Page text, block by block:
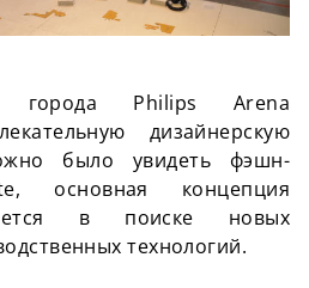
города Philips Arena
дизайнерскую
было увидеть фэшн-
основная концепция
в поиске новых
технологий.